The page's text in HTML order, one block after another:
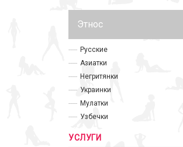
Этнос
Русские
Азиатки
Негритянки
Украинки
Мулатки
Узбечки
УСЛУГИ